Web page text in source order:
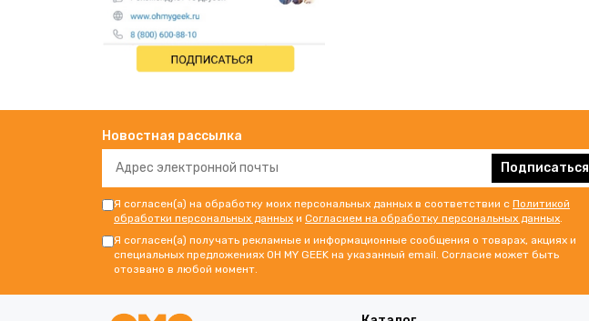
Новостная рассылка
Подписаться
Я согласен(а) на обработку моих персональных данных в соответствии с Политикой
обработки персональных данных и Согласием на обработку персональных данных
Я согласен(а) получать рекламные и информационные сообщения о товарах, акциях и
специальных предложениях OH MY GEEK на указанный email. Согласие может быть
отозвано в любой момент.